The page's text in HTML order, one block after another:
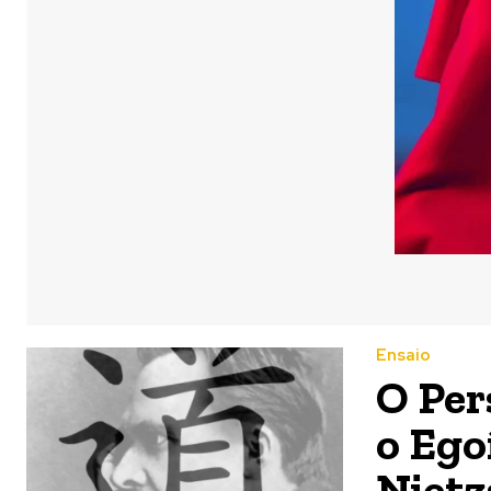
Registe-se
transacto,
Registe-se
transacto,
Ensaio
O
o